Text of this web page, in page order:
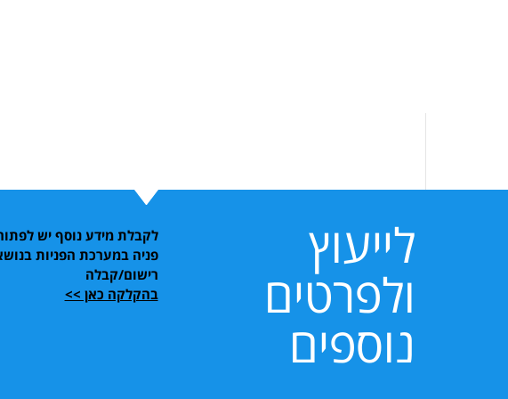
לייעוץ
ולפרטים
נוספים
לקבלת מידע נוסף יש
פניה במערכת הפניות
רישום/קבלה
בהקלקה כאן >>